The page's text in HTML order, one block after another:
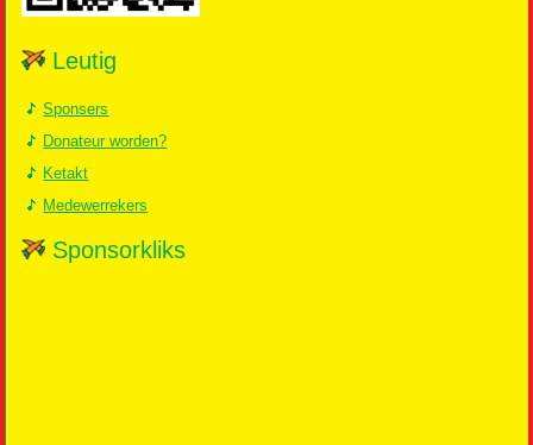
Leutig
Sponsers
Donateur worden?
Ketakt
Medewerrekers
Sponsorkliks